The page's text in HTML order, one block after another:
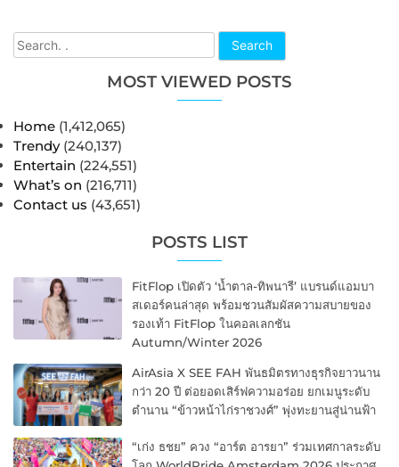
Search
MOST VIEWED POSTS
Home (1,412,065)
Trendy (240,137)
Entertain (224,551)
What’s on (216,711)
Contact us (43,651)
POSTS LIST
FitFlop เปิดตัว ‘น้ำตาล-ทิพนารี’ แบรนด์แอมบา
สเดอร์คนล่าสุด พร้อมชวนสัมผัสความสบายของ
รองเท้า FitFlop ในคอลเลกชัน
Autumn/Winter 2026
AirAsia X SEE FAH พันธมิตรทางธุรกิจยาวนาน
กว่า 20 ปี ต่อยอดเสิร์ฟความอร่อย ยกเมนูระดับ
ตำนาน “ข้าวหน้าไก่ราชวงศ์” พุ่งทะยานสู่น่านฟ้า
“เก่ง ธชย” ควง “อาร์ต อารยา” ร่วมเทศกาลระดับ